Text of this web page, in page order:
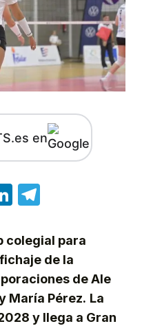
en
LinkedIn
colegial para
de la
de Ale
María Pérez. La
y llega a Gran